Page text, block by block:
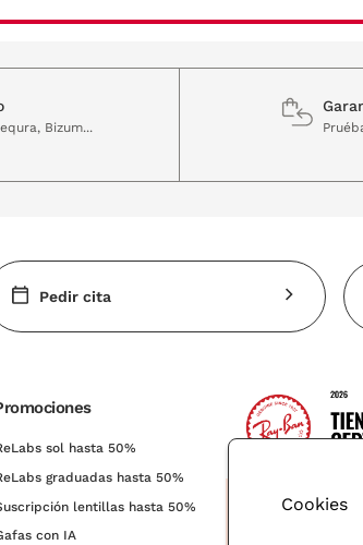
Bizum...
Pedir cita
sol hasta 50%
graduadas hasta 50%
lentillas hasta 50%
con IA
Cookies